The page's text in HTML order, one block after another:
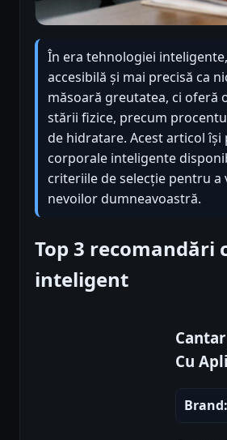
În era tehnologiei
accesibilă și mai precisă ca
măsoară greutatea, ci oferă
stării fizice, precum
de hidratare. Acest articol își
corporale inteligente
criteriile de selecție pentru
nevoilor dumneavoastră.
Top 3 recomandări
inteligent
Cu
Brand: